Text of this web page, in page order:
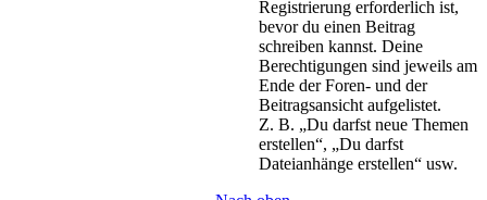
Registrierung erforderlich ist,
bevor du einen Beitrag
schreiben kannst. Deine
Berechtigungen sind jeweils am
Ende der Foren- und der
Beitragsansicht aufgelistet.
Z. B. „Du darfst neue Themen
erstellen“, „Du darfst
Dateianhänge erstellen“ usw.